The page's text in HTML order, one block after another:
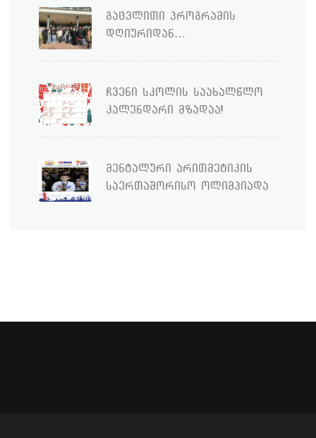
გაცვლითი პროგრამის
დღიურიდან…
ჩვენი სკოლის საახალწლო
კალენდარი მზადაა!
მენტალური არითმეტიკის
საერთაშორისო ოლიმპიადა